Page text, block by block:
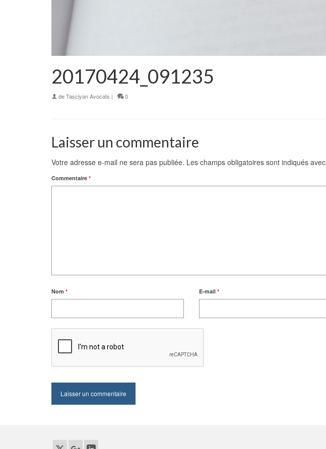
20170424_091235
deTasciyan Avocats | 0
Laisser un commentaire
Votre adresse e-mail ne sera pas publiée. Les champs obligatoires sont indiqués avec
Commentaire *
Nom * E-mail *